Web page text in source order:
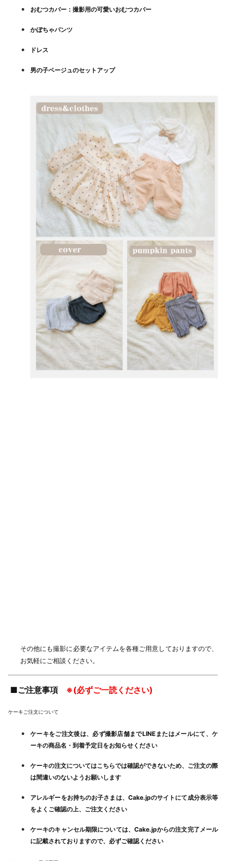
おむつカバー：撮影用の可愛いおむつカバー
かぼちゃパンツ
ドレス
男の子ベージュのセットアップ
その他にも撮影に必要なアイテムを各種ご用意しておりますので、
お気軽にご相談ください。
■ご注意事項 ※(必ずご一読ください)
ケーキご注文について
ケーキをご注文後は、必ず撮影店舗までLINEまたはメールにて、ケ
ーキの商品名・到着予定日をお知らせください
ケーキの注文についてはこちらでは確認ができないため、ご注文の際
は間違いのないようお願いします
アレルギーをお持ちのお子さまは、Cake.jpのサイトにて成分表示等
をよくご確認の上、ご注文ください
ケーキのキャンセル期限については、Cake.jpからの注文完了メール
に記載されておりますので、必ずご確認ください